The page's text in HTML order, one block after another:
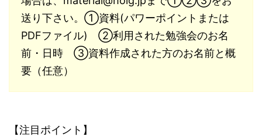
送り下さい。①資料(パワーポイントまたは
PDFファイル) ②利用された勉強会のお名
前・日時 ③資料作成された方のお名前と概
要（任意）
【注目ポイント】